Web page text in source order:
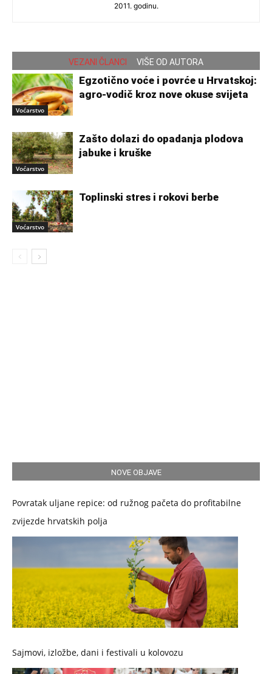
2011. godinu.
VEZANI ČLANCI VIŠE OD AUTORA
Voćarstvo
Egzotično voće i povrće u Hrvatskoj:
agro-vodič kroz nove okuse svijeta
Voćarstvo
Zašto dolazi do opadanja plodova
jabuke i kruške
Voćarstvo
Toplinski stres i rokovi berbe
NOVE OBJAVE
Povratak uljane repice: od ružnog pačeta do profitabilne
zvijezde hrvatskih polja
Sajmovi, izložbe, dani i festivali u kolovozu